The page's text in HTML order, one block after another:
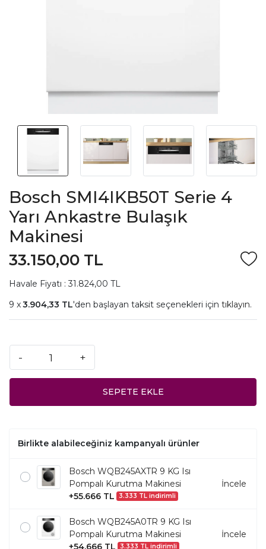
Bosch SMI4IKB50T Serie 4
Yarı Ankastre Bulaşık
Makinesi
33.150,00 TL
Havale Fiyatı : 31.824,00 TL
3.904,33 TL'den başlayan taksit seçenekleri için tıklayın.
- +
SEPETE EKLE
Birlikte alabileceğiniz kampanyalı ürünler
Bosch WQB245AXTR 9 KG Isı
Pompalı Kurutma Makinesi
+55.666 TL
3.333 TL indirimli
İncele
Bosch WQB245A0TR 9 KG Isı
Pompalı Kurutma Makinesi
+54.666 TL
3.333 TL indirimli
İncele